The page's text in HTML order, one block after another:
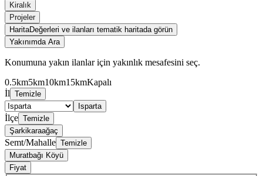
Kiralık
Projeler
HaritaDeğerleri ve ilanları tematik haritada görün
Yakınımda Ara
Konumuna yakın ilanlar için yakınlık mesafesini seç.
0.5km5km10km15kmKapalı
İl Temizle
Isparta
İlçe Temizle
Şarkikaraağaç
Semt/Mahalle Temizle
Muratbağı Köyü
Fiyat